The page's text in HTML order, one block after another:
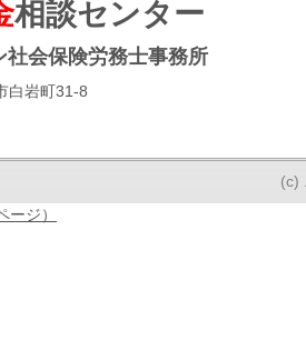
相談センター
会保険労務士事務所
白岩町31-8
(c)
ジ）